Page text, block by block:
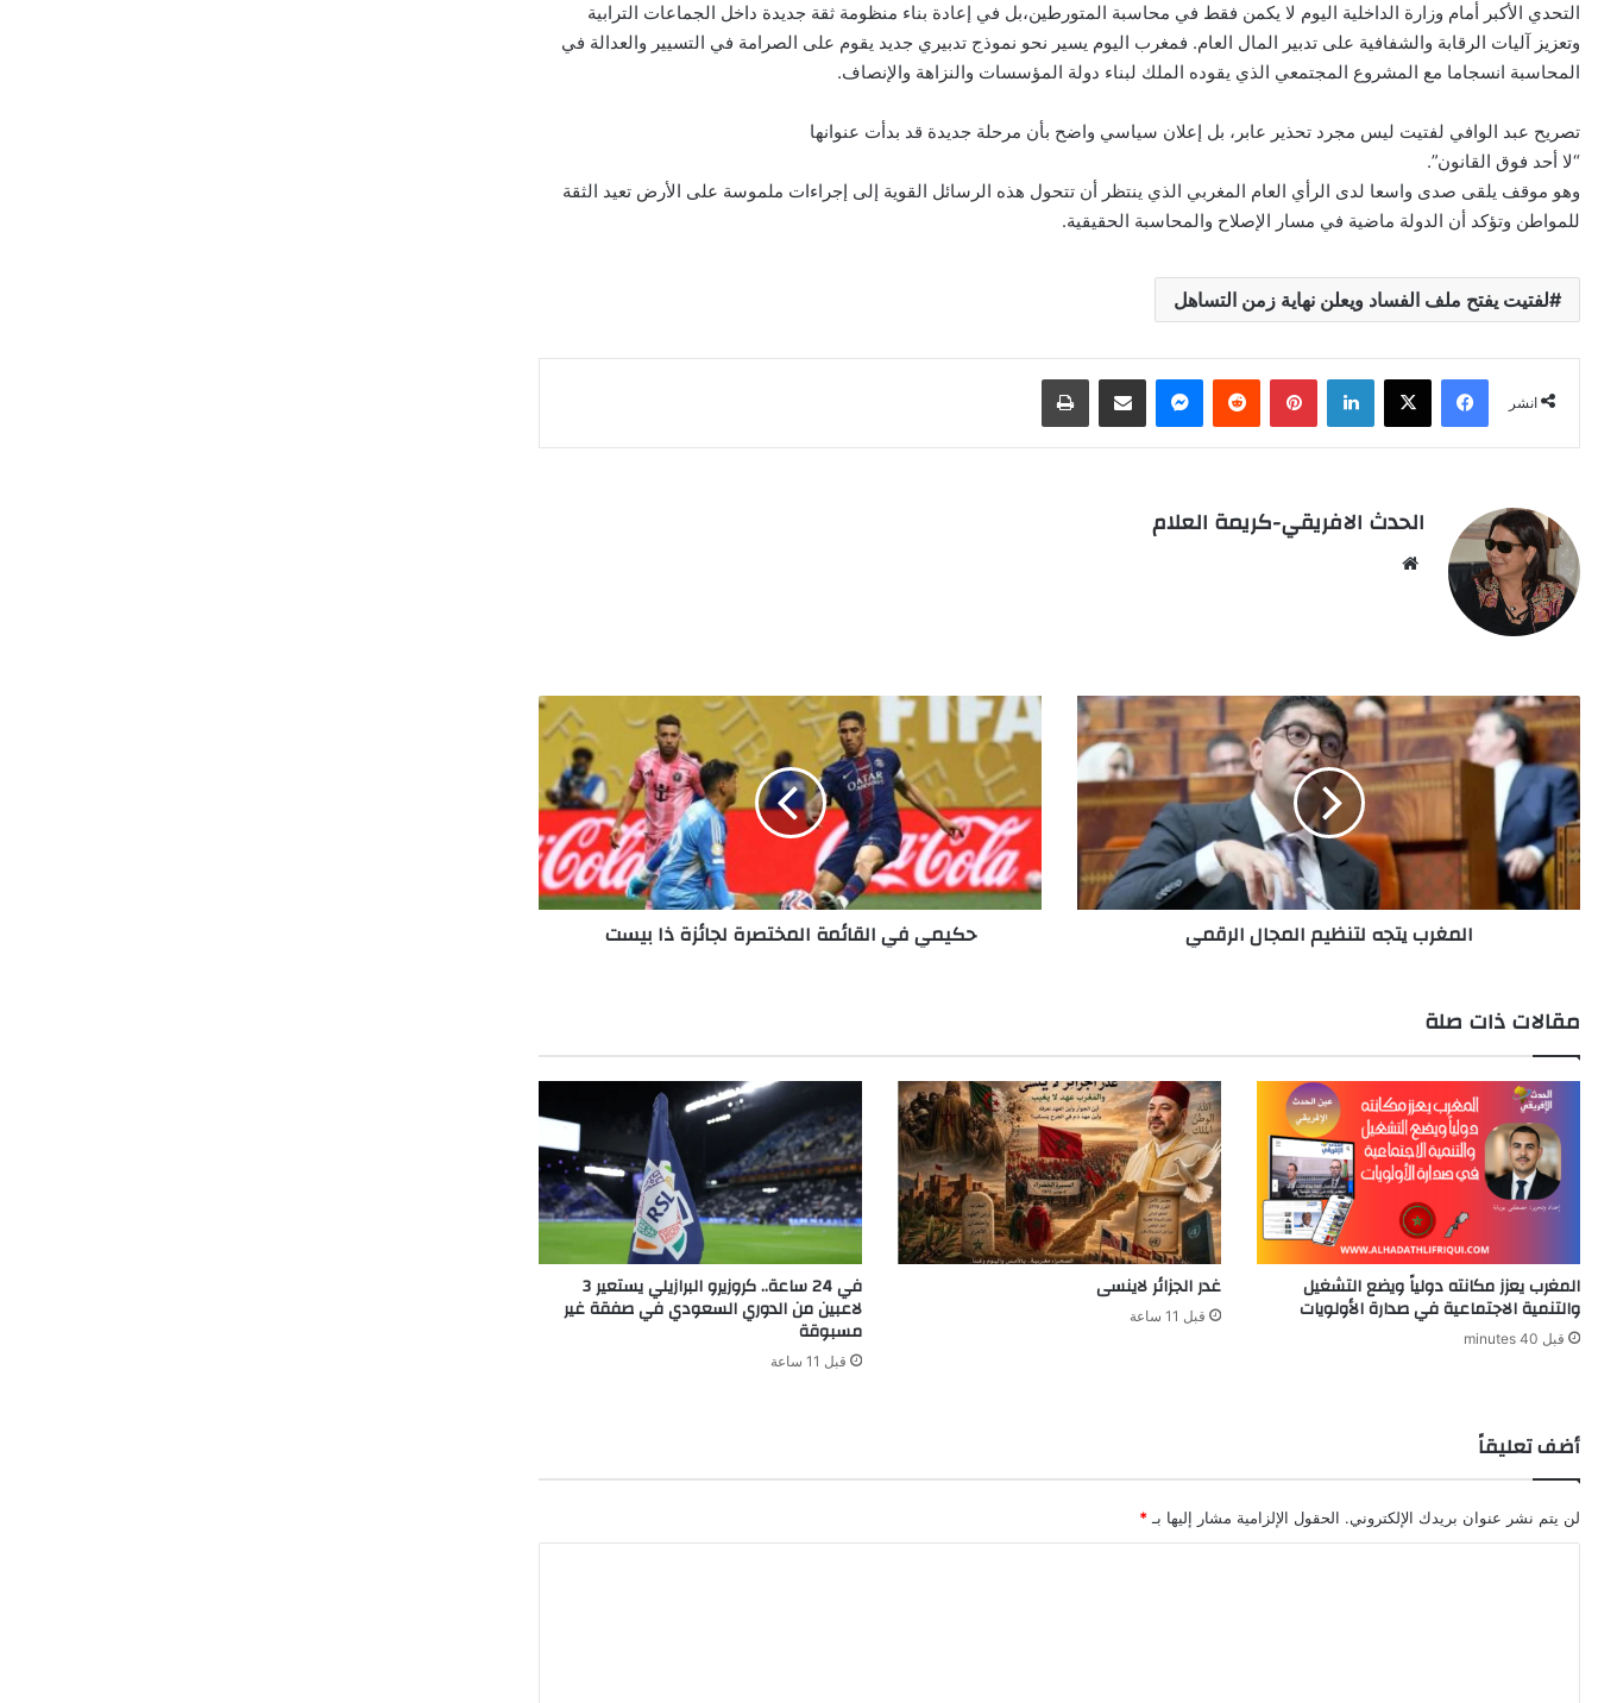
التحدي الأكبر أمام وزارة الداخلية اليوم لا يكمن فقط في محاسبة المتورطين،بل في إعادة بناء منظومة ثقة جديدة داخل الجماعات الترابية
وتعزيز آليات الرقابة والشفافية على تدبير المال العام. فمغرب اليوم يسير نحو نموذج تدبيري جديد يقوم على الصرامة في التسيير والعدالة في
المحاسبة انسجاما مع المشروع المجتمعي الذي يقوده الملك لبناء دولة المؤسسات والنزاهة والإنصاف.
تصريح عبد الوافي لفتيت ليس مجرد تحذير عابر، بل إعلان سياسي واضح بأن مرحلة جديدة قد بدأت عنوانها
“لا أحد فوق القانون”.
وهو موقف يلقى صدى واسعا لدى الرأي العام المغربي الذي ينتظر أن تتحول هذه الرسائل القوية إلى إجراءات ملموسة على الأرض تعيد الثقة
للمواطن وتؤكد أن الدولة ماضية في مسار الإصلاح والمحاسبة الحقيقية.
لفتيت يفتح ملف الفساد ويعلن نهاية زمن التساهل
انشر
Facebook
X
LinkedIn
Pinterest
Reddit
Messengerانشر عبر البريد الإلكترونياطبع
الحدث الافريقي-كريمة العلام
المغرب
يتجه
لتنظيم
المجال
الرقمي
المغرب يتجه لتنظيم المجال الرقمي
حكيمي
في
القائمة
المختصرة
لجائزة
بيست
حكيمي في القائمة المختصرة لجائزة ذا بيست
مقالات ذات صلة
المغرب يعزز مكانته دولياً ويضع التشغيل
والتنمية الاجتماعية في صدارة الأولويات
قبل 40 minutes
غدر الجزائر لاينسى
قبل 11 ساعة
في 24 ساعة.. كروزيرو البرازيلي يستعير 3
لاعبين من الدوري السعودي في صفقة غير
مسبوقة
قبل 11 ساعة
أضف تعليقاً
لن يتم نشر عنوان بريدك الإلكتروني. الحقول الإلزامية مشار إليها بـ *